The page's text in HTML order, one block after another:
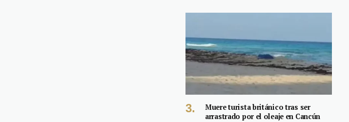
Muere turista británico tras ser
arrastrado por el oleaje en Cancún